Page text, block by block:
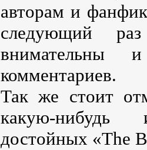
авторам и
следующий
внимательны
комментариев.
Так же стоит
какую-нибудь
достойных «The